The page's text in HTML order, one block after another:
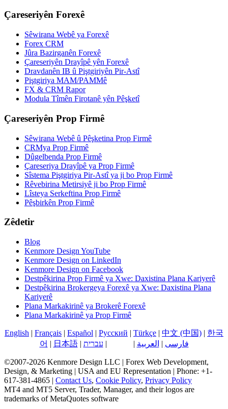
Çareseriyên Forexê
Sêwirana Webê ya Forexê
Forex CRM
Jûra Bazirganên Forexê
Çareseriyên Drayîpê yên Forexê
Dravdanên IB û Piştgiriyên Pir-Astî
Piştgiriya MAM/PAMMê
FX & CRM Rapor
Modula Tîmên Firotanê yên Pêşketî
Çareseriyên Prop Firmê
Sêwirana Webê û Pêşketina Prop Firmê
CRMya Prop Firmê
Dûgelbenda Prop Firmê
Çareseriya Drayîpê ya Prop Firmê
Sîstema Piştgiriya Pir-Astî ya ji bo Prop Firmê
Rêvebirina Metirsiyê ji bo Prop Firmê
Lîsteya Serkeftina Prop Firmê
Pêşbirkên Prop Firmê
Zêdetir
Blog
Kenmore Design YouTube
Kenmore Design on LinkedIn
Kenmore Design on Facebook
Destpêkirina Prop Firmê ya Xwe: Daxistina Plana Kariyerê
Destpêkirina Brokergeya Forexê ya Xwe: Daxistina Plana
Kariyerê
Plana Markakirinê ya Brokerê Forexê
Plana Markakirinê ya Prop Firmê
English | Français | Español | Русский | Türkçe | 中文 (中国) | 한국
어 | 日本語| עברית | | العربية | فارسی
©2007-2026 Kenmore Design LLC | Forex Web Development,
Design, & Marketing | USA and EU Representation | Phone: +1-
617-381-4865 | Contact Us, Cookie Policy, Privacy Policy
MT4 and MT5 Server, Trader, Manager, and their logos are
trademarks of MetaQuotes software